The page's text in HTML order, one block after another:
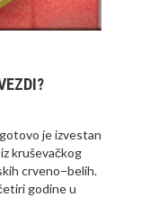
je izvestan
kruševačkog
crveno−belih.
godine u